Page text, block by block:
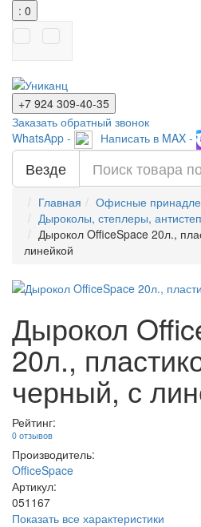
: 0
+7 924 309-40-35
Заказать обратный звонок
WhatsApp -
Написать в MAX -
Везде
Главная
Офисные
Дыроколы, степлеры,
Дырокол OfficeSpace 20л.,
линейкой
Дырокол
20л.,
черный, с
Рейтинг:
0 отзывов
Производитель:
OfficeSpace
Артикул:
051167
Показать все характеристики